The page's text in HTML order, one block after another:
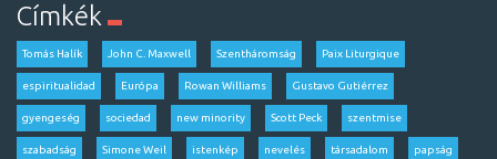
Címkék
Tomás Halík John C. Maxwell Szentháromság Paix Liturgique
espiritualidad Európa Rowan Williams Gustavo Gutiérrez
gyengeség sociedad new minority Scott Peck szentmise
szabadság Simone Weil istenkép nevelés társadalom papság